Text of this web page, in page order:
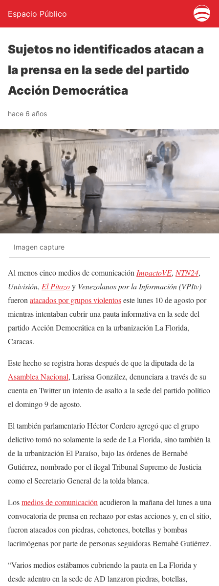
Espacio Público
Sujetos no identificados atacan a
la prensa en la sede del partido
Acción Democrática
hace 6 años
Imagen capture
Al menos cinco medios de comunicación ImpactoVE, NTN24,
Univisión, El Pitazoy Venezolanos por la Información (VPItv)
fueron atacados por grupos violentoseste lunes 10 de agosto por
mientras intentaban cubrir una pauta informativa en la sede del
partido Acción Democrática en la urbanización La Florida,
Caracas.
Este hecho se registra horas después de que la diputada de la
Asamblea Nacional, Larissa González, denunciara a través de su
cuenta en Twitter un intento de asalto a la sede del partido político
el domingo 9 de agosto.
El también parlamentario Héctor Cordero agregó que el grupo
delictivo tomó no solamente la sede de La Florida, sino también la
de la urbanización El Paraíso, bajo las órdenes de Bernabé
Gutiérrez, nombrado por el ilegal Tribunal Supremo de Justicia
como el Secretario General de la tolda blanca.
Losmedios de comunicación acudieron la mañana del lunes a una
convocatoria de prensa en rechazo por estas acciones y, en el sitio,
fueron atacados con piedras, cohetones, botellas y bombas
lacrimógenas por parte de personas seguidoras Bernabé Gutiérrez.
“Varios medios estábamos cubriendo la pauta en La Florida y
desde adentro en la sede de AD lanzaron piedras, botellas,